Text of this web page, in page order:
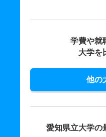
学費や就
大学を
他の
愛知県立大学の